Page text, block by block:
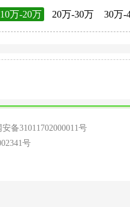
10万-20万 20万-30万 30万-
备31011702000011号
号